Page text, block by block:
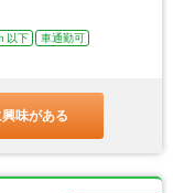
以下
車通勤可
味がある